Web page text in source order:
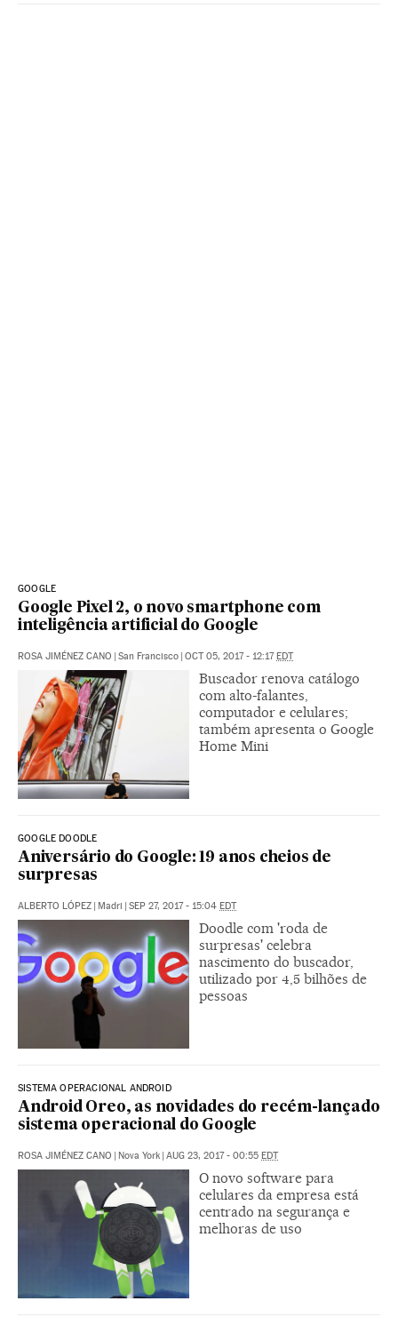
GOOGLE
Google Pixel 2, o novo smartphone com
inteligência artificial do Google
ROSA JIMÉNEZ CANO | San Francisco | OCT 05, 2017 - 12:17EDT
Buscador renova catálogo
com alto-falantes,
computador e celulares;
também apresenta o Google
Home Mini
GOOGLE DOODLE
Aniversário do Google: 19 anos cheios de
surpresas
ALBERTO LÓPEZ | Madri | SEP 27, 2017 - 15:04 EDT
Doodle com 'roda de
surpresas' celebra
nascimento do buscador,
utilizado por 4,5 bilhões de
pessoas
SISTEMA OPERACIONAL ANDROID
Android Oreo, as novidades do recém-lançado
sistema operacional do Google
ROSA JIMÉNEZ CANO | Nova York | AUG 23, 2017 - 00:55 EDT
O novo software para
celulares da empresa está
centrado na segurança e
melhoras de uso